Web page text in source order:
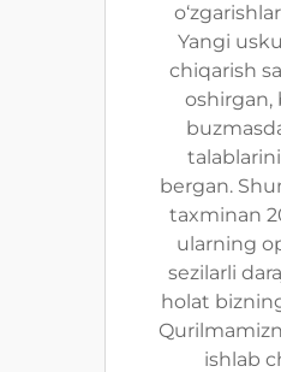
Yangi
chiqarish
oshirgan,
bergan.
taxminan
ularning
sezilarli
holat
ishlab